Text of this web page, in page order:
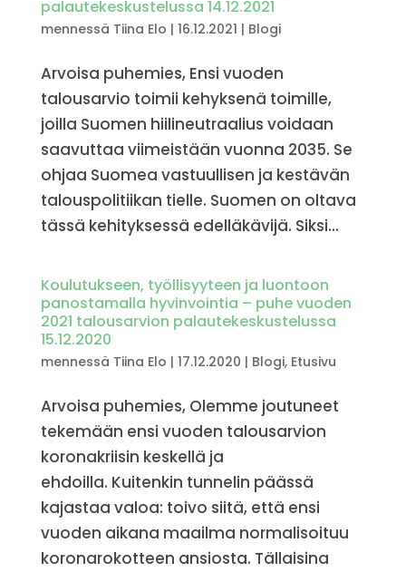
palautekeskustelussa 14.12.2021
mennessä Tiina Elo | 16.12.2021 | Blogi
Arvoisa puhemies, Ensi vuoden
talousarvio toimii kehyksenä toimille,
joilla Suomen hiilineutraalius voidaan
saavuttaa viimeistään vuonna 2035. Se
ohjaa Suomea vastuullisen ja kestävän
talouspolitiikan tielle. Suomen on oltava
tässä kehityksessä edelläkävijä. Siksi...
Koulutukseen, työllisyyteen ja luontoon
panostamalla hyvinvointia – puhe vuoden
2021 talousarvion palautekeskustelussa
15.12.2020
mennessä Tiina Elo | 17.12.2020 | Blogi, Etusivu
Arvoisa puhemies, Olemme joutuneet
tekemään ensi vuoden talousarvion
koronakriisin keskellä ja
ehdoilla. Kuitenkin tunnelin päässä
kajastaa valoa: toivo siitä, että ensi
vuoden aikana maailma normalisoituu
koronarokotteen ansiosta. Tällaisina